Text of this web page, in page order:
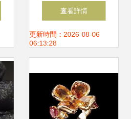
與發夾的珠寶首飾
攝影練習
查看詳情
更新時間：2026-08-06
06:13:28